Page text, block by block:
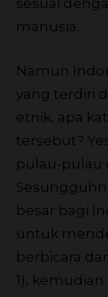
manusia.
Namun
yang terdiri
etnik, apa
tersebut?
pulau-pulau
besar bagi
untuk
berbicara
1),